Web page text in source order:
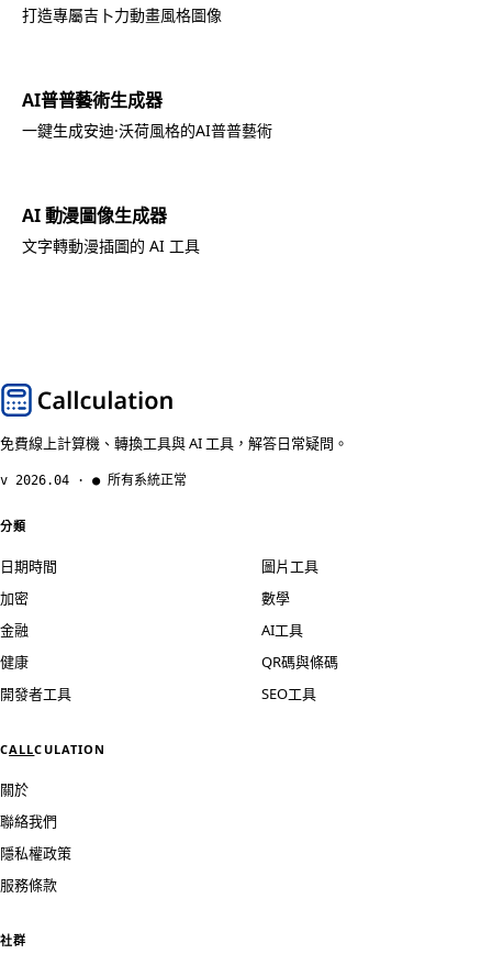
打造專屬吉卜力動畫風格圖像
AI普普藝術生成器
一鍵生成安迪·沃荷風格的AI普普藝術
AI 動漫圖像生成器
文字轉動漫插圖的 AI 工具
免費線上計算機、轉換工具與 AI 工具，解答日常疑問。
v 2026.04 · ● 所有系統正常
分類
日期時間
加密
金融
健康
開發者工具
圖片工具
數學
AI工具
QR碼與條碼
SEO工具
CALLCULATION
關於
聯絡我們
隱私權政策
服務條款
社群